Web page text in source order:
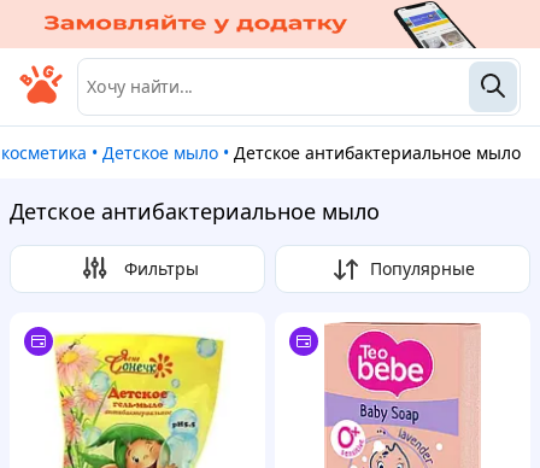
косметика • Детское мыло • Детское антибактериальное мыло
Детское антибактериальное мыло
Фильтры Популярные